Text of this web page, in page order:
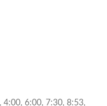
4:00, 6:00, 7:30, 8:53,